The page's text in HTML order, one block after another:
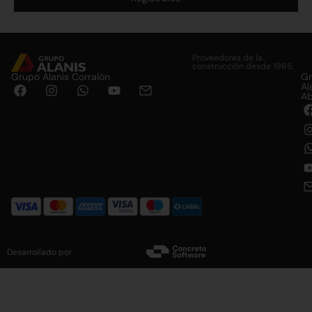
Proveedores de la
construcción desde 1965.
Grupo Alanis Corralón
Desarrollado por